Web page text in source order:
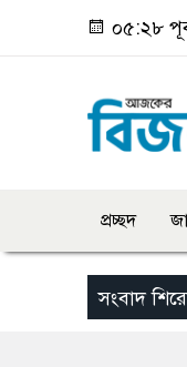
০৫:২৮
প্রচ্ছদ
সংবাদ